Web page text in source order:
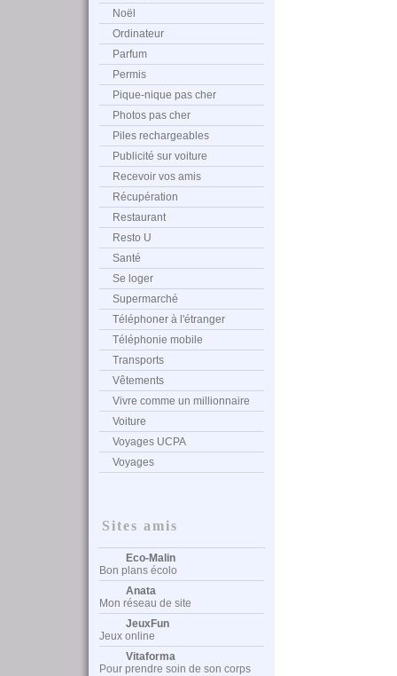
Noël
Ordinateur
Parfum
Permis
Pique-nique pas cher
Photos pas cher
Piles rechargeables
Publicité sur voiture
Recevoir vos amis
Récupération
Restaurant
Resto U
Santé
Se loger
Supermarché
Téléphoner à l'étranger
Téléphonie mobile
Transports
Vêtements
Vivre comme un millionnaire
Voiture
Voyages UCPA
Voyages
Sites amis
Eco-Malin
Bon plans écolo
Anata
Mon réseau de site
JeuxFun
Jeux online
Vitaforma
Pour prendre soin de son corps